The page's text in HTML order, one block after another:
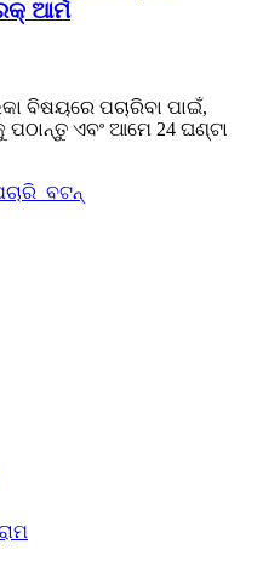
ଆର୍ମ
ବିଷୟରେ ପଚାରିବା ପାଇଁ,
ଏବଂ ଆମେ 24 ଘଣ୍ଟା